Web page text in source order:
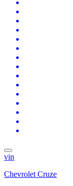
vin
Chevrolet Cruze